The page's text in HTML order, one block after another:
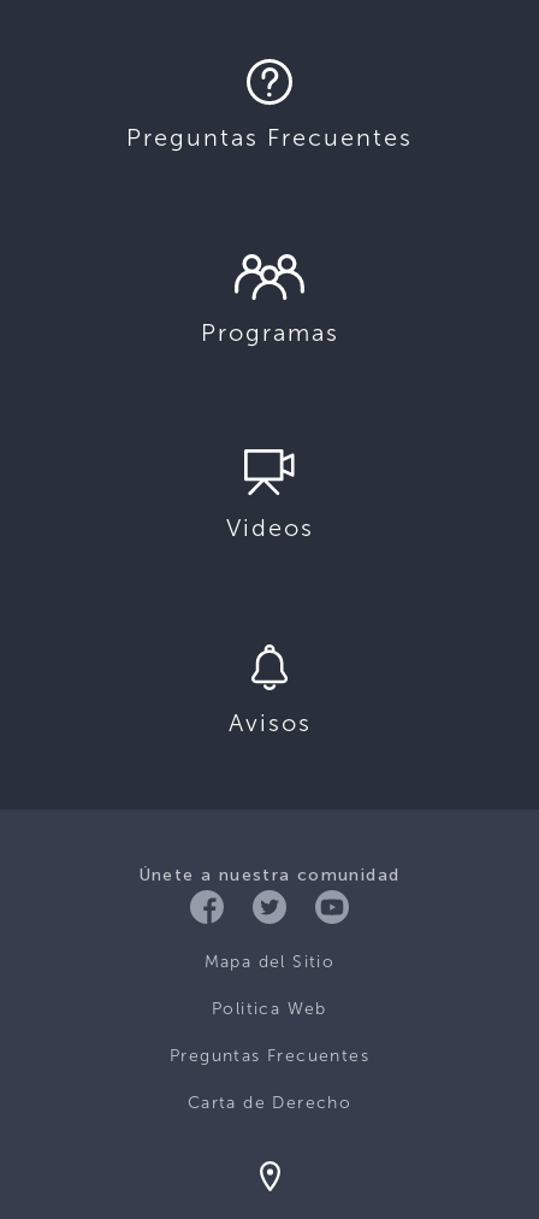
Preguntas Frecuentes
Programas
Videos
Avisos
Únete a nuestra comunidad
Mapa del Sitio
Politica Web
Preguntas Frecuentes
Carta de Derecho